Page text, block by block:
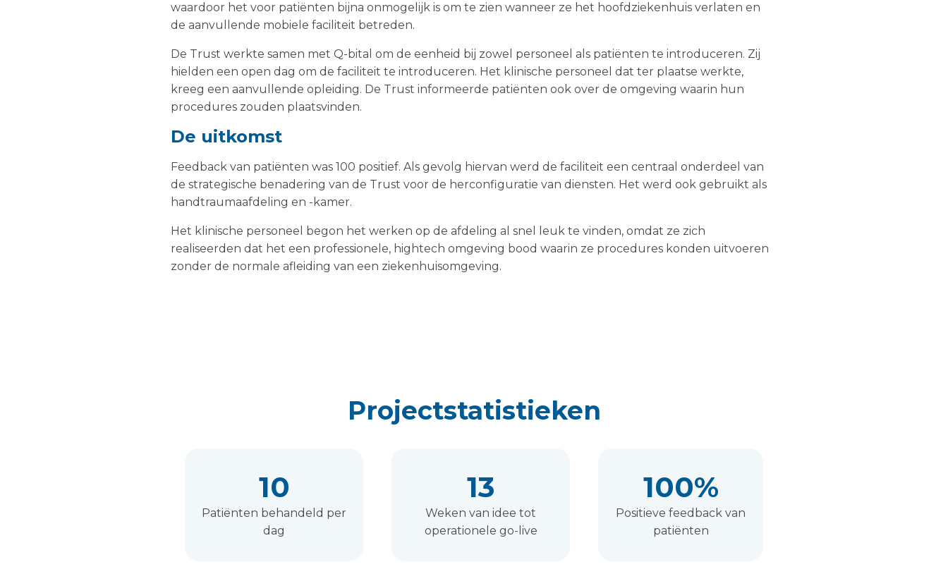
waardoor het voor patiënten bijna onmogelijk is om te zien wanneer ze het hoofdziekenhuis verlaten en
de aanvullende mobiele faciliteit betreden.
De Trust werkte samen met Q-bital om de eenheid bij zowel personeel als patiënten te introduceren. Zij
hielden een open dag om de faciliteit te introduceren. Het klinische personeel dat ter plaatse werkte,
kreeg een aanvullende opleiding. De Trust informeerde patiënten ook over de omgeving waarin hun
procedures zouden plaatsvinden.
De uitkomst
Feedback van patiënten was 100 positief. Als gevolg hiervan werd de faciliteit een centraal onderdeel van
de strategische benadering van de Trust voor de herconfiguratie van diensten. Het werd ook gebruikt als
handtraumaafdeling en -kamer.
Het klinische personeel begon het werken op de afdeling al snel leuk te vinden, omdat ze zich
realiseerden dat het een professionele, hightech omgeving bood waarin ze procedures konden uitvoeren
zonder de normale afleiding van een ziekenhuisomgeving.
Projectstatistieken
10
Patiënten behandeld per
dag
13
Weken van idee tot
operationele go-live
100%
Positieve feedback van
patiënten